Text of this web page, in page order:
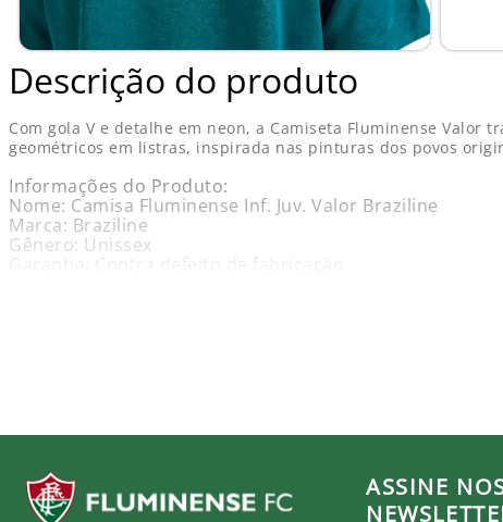
Descrição do produto
Com gola V e detalhe em neon, a Camiseta Fluminense Valor
geométricos em listras, inspirada nas pinturas dos povos
Informações do Produto:
Nome: Camisa Fluminense Inf. Juv. Valor Braziline
Marca: Braziline
Gênero: Unissex
Ao comprar um produto oficial você fortalece seu
ASSINE